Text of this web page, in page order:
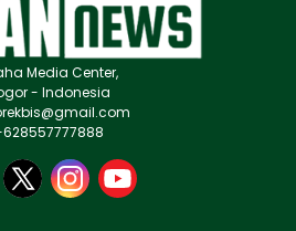
Media Center,
- Indonesia